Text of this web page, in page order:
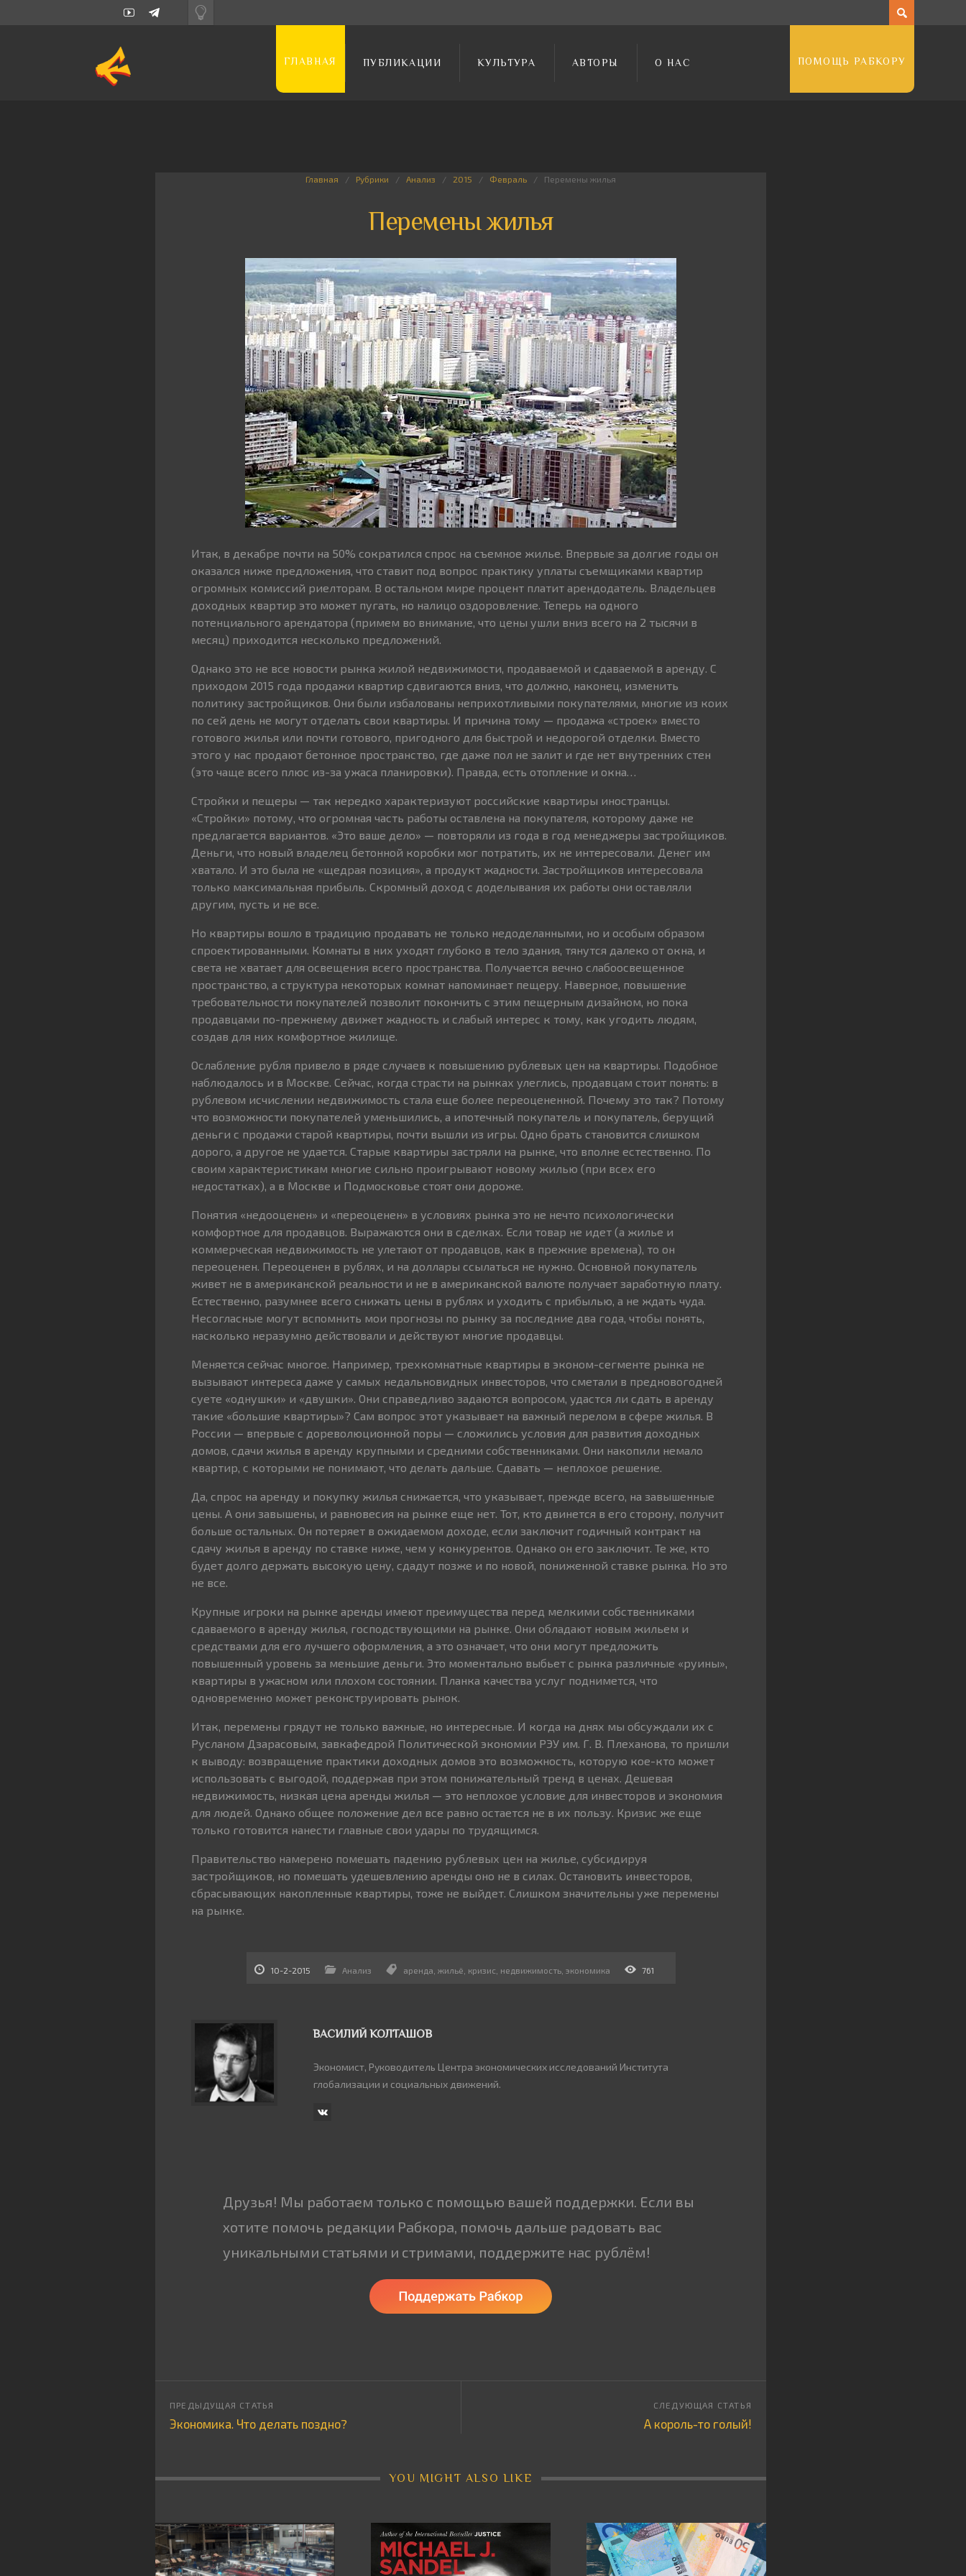
ГЛАВНАЯ ПУБЛИКАЦИИ КУЛЬТУРА АВТОРЫ О НАС ПОМОЩЬ РАБКОРУ
Главная Рубрики Анализ 2015 Февраль Перемены жилья
Перемены жилья
Итак, в декабре почти на 50% сократился спрос на съемное жилье. Впервые за долгие годы он
оказался ниже предложения, что ставит под вопрос практику уплаты съемщиками квартир
огромных комиссий риелторам. В остальном мире процент платит арендодатель. Владельцев
доходных квартир это может пугать, но налицо оздоровление. Теперь на одного
потенциального арендатора (примем во внимание, что цены ушли вниз всего на 2 тысячи в
месяц) приходится несколько предложений.
Однако это не все новости рынка жилой недвижимости, продаваемой и сдаваемой в аренду. С
приходом 2015 года продажи квартир сдвигаются вниз, что должно, наконец, изменить
политику застройщиков. Они были избалованы неприхотливыми покупателями, многие из коих
по сей день не могут отделать свои квартиры. И причина тому — продажа «строек» вместо
готового жилья или почти готового, пригодного для быстрой и недорогой отделки. Вместо
этого у нас продают бетонное пространство, где даже пол не залит и где нет внутренних стен
(это чаще всего плюс из-за ужаса планировки). Правда, есть отопление и окна…
Стройки и пещеры — так нередко характеризуют российские квартиры иностранцы.
«Стройки» потому, что огромная часть работы оставлена на покупателя, которому даже не
предлагается вариантов. «Это ваше дело» — повторяли из года в год менеджеры застройщиков.
Деньги, что новый владелец бетонной коробки мог потратить, их не интересовали. Денег им
хватало. И это была не «щедрая позиция», а продукт жадности. Застройщиков интересовала
только максимальная прибыль. Скромный доход с доделывания их работы они оставляли
другим, пусть и не все.
Но квартиры вошло в традицию продавать не только недоделанными, но и особым образом
спроектированными. Комнаты в них уходят глубоко в тело здания, тянутся далеко от окна, и
света не хватает для освещения всего пространства. Получается вечно слабоосвещенное
пространство, а структура некоторых комнат напоминает пещеру. Наверное, повышение
требовательности покупателей позволит покончить с этим пещерным дизайном, но пока
продавцами по-прежнему движет жадность и слабый интерес к тому, как угодить людям,
создав для них комфортное жилище.
Ослабление рубля привело в ряде случаев к повышению рублевых цен на квартиры. Подобное
наблюдалось и в Москве. Сейчас, когда страсти на рынках улеглись, продавцам стоит понять: в
рублевом исчислении недвижимость стала еще более переоцененной. Почему это так? Потому
что возможности покупателей уменьшились, а ипотечный покупатель и покупатель, берущий
деньги с продажи старой квартиры, почти вышли из игры. Одно брать становится слишком
дорого, а другое не удается. Старые квартиры застряли на рынке, что вполне естественно. По
своим характеристикам многие сильно проигрывают новому жилью (при всех его
недостатках), а в Москве и Подмосковье стоят они дороже.
Понятия «недооценен» и «переоценен» в условиях рынка это не нечто психологически
комфортное для продавцов. Выражаются они в сделках. Если товар не идет (а жилье и
коммерческая недвижимость не улетают от продавцов, как в прежние времена), то он
переоценен. Переоценен в рублях, и на доллары ссылаться не нужно. Основной покупатель
живет не в американской реальности и не в американской валюте получает заработную плату.
Естественно, разумнее всего снижать цены в рублях и уходить с прибылью, а не ждать чуда.
Несогласные могут вспомнить мои прогнозы по рынку за последние два года, чтобы понять,
насколько неразумно действовали и действуют многие продавцы.
Меняется сейчас многое. Например, трехкомнатные квартиры в эконом-сегменте рынка не
вызывают интереса даже у самых недальновидных инвесторов, что сметали в предновогодней
суете «однушки» и «двушки». Они справедливо задаются вопросом, удастся ли сдать в аренду
такие «большие квартиры»? Сам вопрос этот указывает на важный перелом в сфере жилья. В
России — впервые с дореволюционной поры — сложились условия для развития доходных
домов, сдачи жилья в аренду крупными и средними собственниками. Они накопили немало
квартир, с которыми не понимают, что делать дальше. Сдавать — неплохое решение.
Да, спрос на аренду и покупку жилья снижается, что указывает, прежде всего, на завышенные
цены. А они завышены, и равновесия на рынке еще нет. Тот, кто двинется в его сторону, получит
больше остальных. Он потеряет в ожидаемом доходе, если заключит годичный контракт на
сдачу жилья в аренду по ставке ниже, чем у конкурентов. Однако он его заключит. Те же, кто
будет долго держать высокую цену, сдадут позже и по новой, пониженной ставке рынка. Но это
не все.
Крупные игроки на рынке аренды имеют преимущества перед мелкими собственниками
сдаваемого в аренду жилья, господствующими на рынке. Они обладают новым жильем и
средствами для его лучшего оформления, а это означает, что они могут предложить
повышенный уровень за меньшие деньги. Это моментально выбьет с рынка различные «руины»,
квартиры в ужасном или плохом состоянии. Планка качества услуг поднимется, что
одновременно может реконструировать рынок.
Итак, перемены грядут не только важные, но интересные. И когда на днях мы обсуждали их с
Русланом Дзарасовым, завкафедрой Политической экономии РЭУ им. Г. В. Плеханова, то пришли
к выводу: возвращение практики доходных домов это возможность, которую кое-кто может
использовать с выгодой, поддержав при этом понижательный тренд в ценах. Дешевая
недвижимость, низкая цена аренды жилья — это неплохое условие для инвесторов и экономия
для людей. Однако общее положение дел все равно остается не в их пользу. Кризис же еще
только готовится нанести главные свои удары по трудящимся.
Правительство намерено помешать падению рублевых цен на жилье, субсидируя
застройщиков, но помешать удешевлению аренды оно не в силах. Остановить инвесторов,
сбрасывающих накопленные квартиры, тоже не выйдет. Слишком значительны уже перемены
на рынке.
10-2-2015 Анализ аренда жильё кризис недвижимость, экономика 761
ВАСИЛИЙ КОЛТАШОВ
Экономист, Руководитель Центра экономических исследований Института
глобализации и социальных движений.
Друзья! Мы работаем только с помощью вашей поддержки. Если вы
хотите помочь редакции Рабкора, помочь дальше радовать вас
уникальными статьями и стримами, поддержите нас рублём!
Экономика. Что делать поздно? А король-то голый!
YOU MIGHT ALSO LIKE